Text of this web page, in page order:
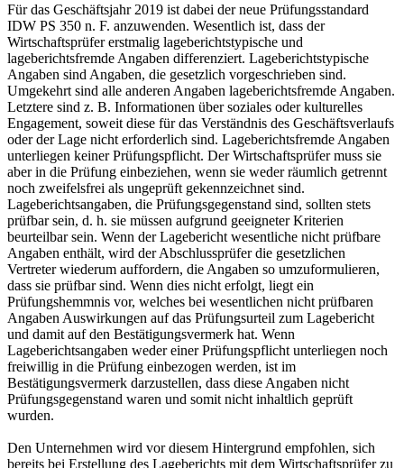
Für das Geschäftsjahr 2019 ist dabei der neue Prüfungsstandard
IDW PS 350 n. F. anzuwenden. Wesentlich ist, dass der
Wirtschaftsprüfer erstmalig lageberichtstypische und
lageberichtsfremde Angaben differenziert. Lageberichtstypische
Angaben sind Angaben, die gesetzlich vorgeschrieben sind.
Umgekehrt sind alle anderen Angaben lageberichtsfremde Angaben.
Letztere sind z. B. Informationen über soziales oder kulturelles
Engagement, soweit diese für das Verständnis des Geschäftsverlaufs
oder der Lage nicht erforderlich sind. Lageberichtsfremde Angaben
unterliegen keiner Prüfungspflicht. Der Wirtschaftsprüfer muss sie
aber in die Prüfung einbeziehen, wenn sie weder räumlich getrennt
noch zweifelsfrei als ungeprüft gekennzeichnet sind.
Lageberichtsangaben, die Prüfungsgegenstand sind, sollten stets
prüfbar sein, d. h. sie müssen aufgrund geeigneter Kriterien
beurteilbar sein. Wenn der Lagebericht wesentliche nicht prüfbare
Angaben enthält, wird der Abschlussprüfer die gesetzlichen
Vertreter wiederum auffordern, die Angaben so umzuformulieren,
dass sie prüfbar sind. Wenn dies nicht erfolgt, liegt ein
Prüfungshemmnis vor, welches bei wesentlichen nicht prüfbaren
Angaben Auswirkungen auf das Prüfungsurteil zum Lagebericht
und damit auf den Bestätigungsvermerk hat. Wenn
Lageberichtsangaben weder einer Prüfungspflicht unterliegen noch
freiwillig in die Prüfung einbezogen werden, ist im
Bestätigungsvermerk darzustellen, dass diese Angaben nicht
Prüfungsgegenstand waren und somit nicht inhaltlich geprüft
wurden.
Den Unternehmen wird vor diesem Hintergrund empfohlen, sich
bereits bei Erstellung des Lageberichts mit dem Wirtschaftsprüfer zu